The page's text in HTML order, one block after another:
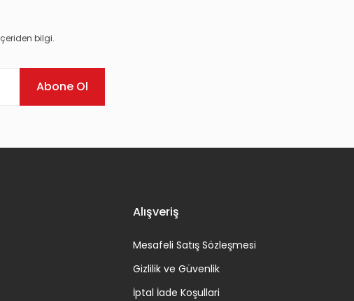
bilgi.
Abone Ol
Alışveriş
Mesafeli Satış Sözleşmesi
Gizlilik ve Güvenlik
İptal İade Koşullari